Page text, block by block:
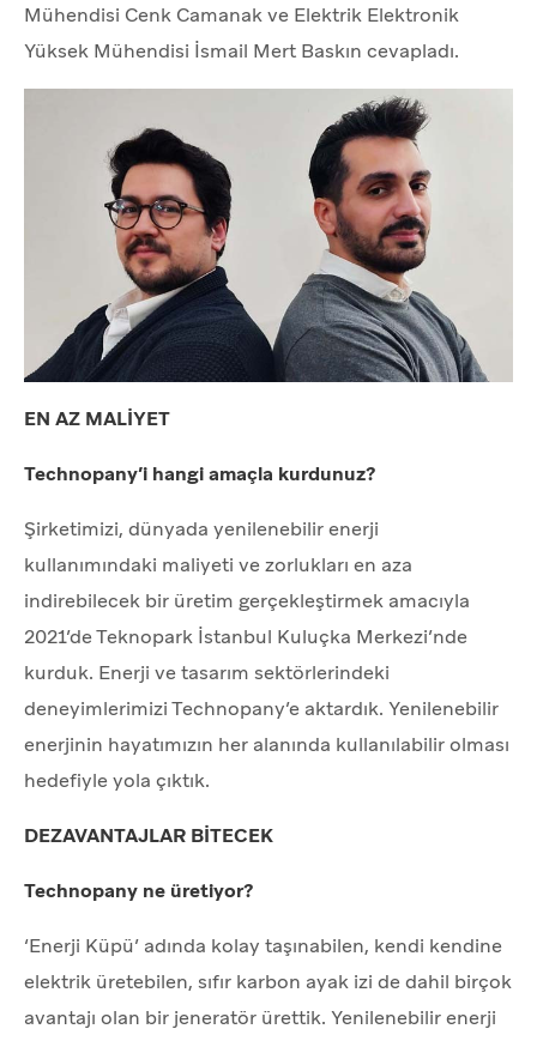
Mühendisi Cenk Camanak ve Elektrik Elektronik
Yüksek Mühendisi İsmail Mert Baskın cevapladı.
EN AZ MALİYET
Technopany’i hangi amaçla kurdunuz?
Şirketimizi, dünyada yenilenebilir enerji
kullanımındaki maliyeti ve zorlukları en aza
indirebilecek bir üretim gerçekleştirmek amacıyla
2021’de Teknopark İstanbul Kuluçka Merkezi’nde
kurduk. Enerji ve tasarım sektörlerindeki
deneyimlerimizi Technopany’e aktardık. Yenilenebilir
enerjinin hayatımızın her alanında kullanılabilir olması
hedefiyle yola çıktık.
DEZAVANTAJLAR BİTECEK
Technopany ne üretiyor?
‘Enerji Küpü’ adında kolay taşınabilen, kendi kendine
elektrik üretebilen, sıfır karbon ayak izi de dahil birçok
avantajı olan bir jeneratör ürettik. Yenilenebilir enerji